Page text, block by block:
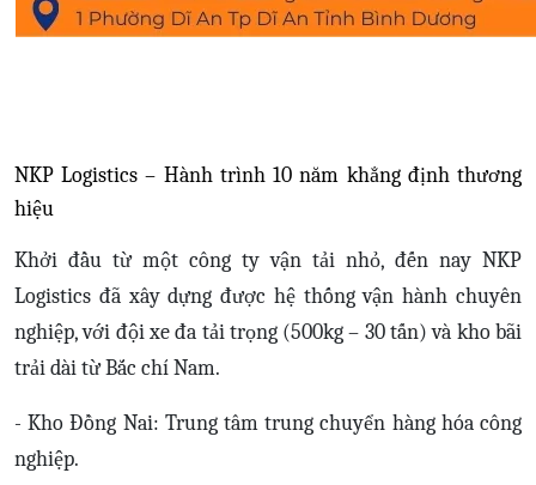
NKP Logistics – Hành trình 10 năm khẳng định thương
hiệu
Khởi đầu từ một công ty vận tải nhỏ, đến nay NKP
Logistics đã xây dựng được hệ thống vận hành chuyên
nghiệp, với đội xe đa tải trọng (500kg – 30 tấn) và kho bãi
trải dài từ Bắc chí Nam.
- Kho Đồng Nai: Trung tâm trung chuyển hàng hóa công
nghiệp.